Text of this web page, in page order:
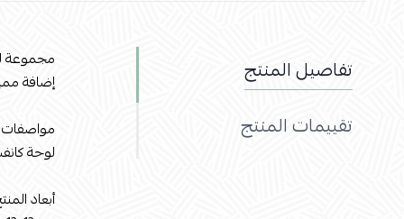
تفاصيل المنتج
تقييمات المنتج
مجموعة
إضافة
مواصفات
لوحة
أبعاد